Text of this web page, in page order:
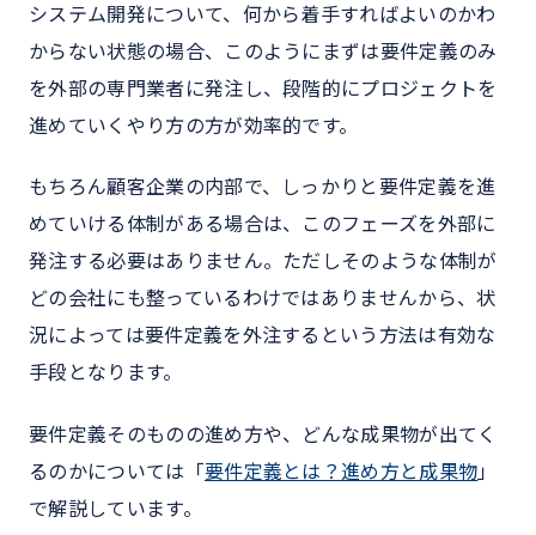
システム開発について、何から着手すればよいのかわ
からない状態の場合、このようにまずは要件定義のみ
を外部の専門業者に発注し、段階的にプロジェクトを
進めていくやり方の方が効率的です。
もちろん顧客企業の内部で、しっかりと要件定義を進
めていける体制がある場合は、このフェーズを外部に
発注する必要はありません。ただしそのような体制が
どの会社にも整っているわけではありませんから、状
況によっては要件定義を外注するという方法は有効な
手段となります。
要件定義そのものの進め方や、どんな成果物が出てく
るのかについては「要件定義とは？進め方と成果物」
で解説しています。